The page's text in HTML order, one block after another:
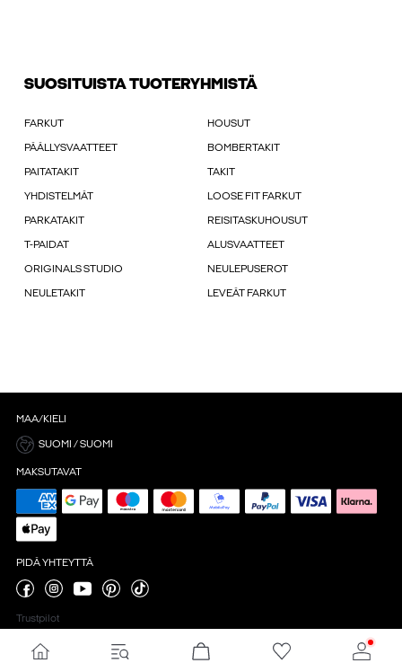
SUOSITUISTA TUOTERYHMISTÄ
FARKUT HOUSUT
PÄÄLLYSVAATTEET BOMBERTAKIT
PAITATAKIT TAKIT
YHDISTELMÄT LOOSE FIT FARKUT
PARKATAKIT REISITASKUHOUSUT
T-PAIDAT ALUSVAATTEET
ORIGINALS STUDIO NEULEPUSEROT
NEULETAKIT LEVEÄT FARKUT
MAA/KIELI
SUOMI / SUOMI
MAKSUTAVAT
PIDÄ YHTEYTTÄ
Trustpilot